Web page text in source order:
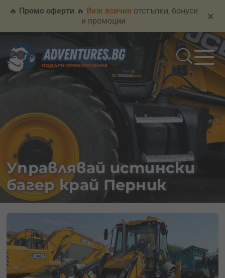
🔥 Промо оферти 🔥 Виж всички отстъпки, бонуси
и промоции
×
Управлявай истински
багер край Перник